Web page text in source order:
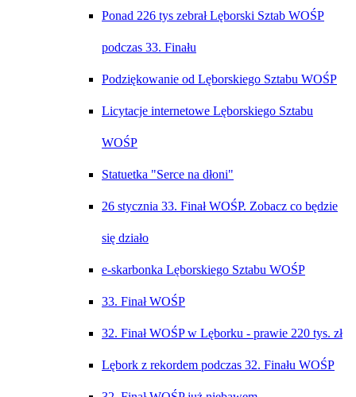
Ponad 226 tys zebrał Lęborski Sztab WOŚP
podczas 33. Finału
Podziękowanie od Lęborskiego Sztabu WOŚP
Licytacje internetowe Lęborskiego Sztabu
WOŚP
Statuetka "Serce na dłoni"
26 stycznia 33. Finał WOŚP. Zobacz co będzie
się działo
e-skarbonka Lęborskiego Sztabu WOŚP
33. Finał WOŚP
32. Finał WOŚP w Lęborku - prawie 2️20 tys. zł
Lębork z rekordem podczas 32. Finału WOŚP